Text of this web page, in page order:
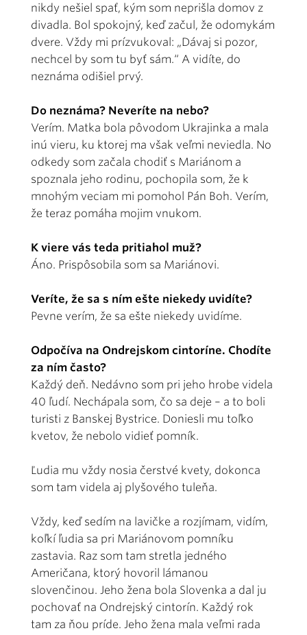
nikdy nešiel spať, kým som neprišla domov z
divadla. Bol spokojný, keď začul, že odomykám
dvere. Vždy mi prízvukoval: „Dávaj si pozor,
nechcel by som tu byť sám.“ A vidíte, do
neznáma odišiel prvý.
Do neznáma? Neveríte na nebo?
Verím. Matka bola pôvodom Ukrajinka a mala
inú vieru, ku ktorej ma však veľmi neviedla. No
odkedy som začala chodiť s Mariánom a
spoznala jeho rodinu, pochopila som, že k
mnohým veciam mi pomohol Pán Boh. Verím,
že teraz pomáha mojim vnukom.
K viere vás teda pritiahol muž?
Áno. Prispôsobila som sa Mariánovi.
Veríte, že sa s ním ešte niekedy uvidíte?
Pevne verím, že sa ešte niekedy uvidíme.
Odpočíva na Ondrejskom cintoríne. Chodíte
za ním často?
Každý deň. Nedávno som pri jeho hrobe videla
40 ľudí. Nechápala som, čo sa deje – a to boli
turisti z Banskej Bystrice. Doniesli mu toľko
kvetov, že nebolo vidieť pomník.
Ľudia mu vždy nosia čerstvé kvety, dokonca
som tam videla aj plyšového tuleňa.
Vždy, keď sedím na lavičke a rozjímam, vidím,
koľkí ľudia sa pri Mariánovom pomníku
zastavia. Raz som tam stretla jedného
Američana, ktorý hovoril lámanou
slovenčinou. Jeho žena bola Slovenka a dal ju
pochovať na Ondrejský cintorín. Každý rok
tam za ňou príde. Jeho žena mala veľmi rada